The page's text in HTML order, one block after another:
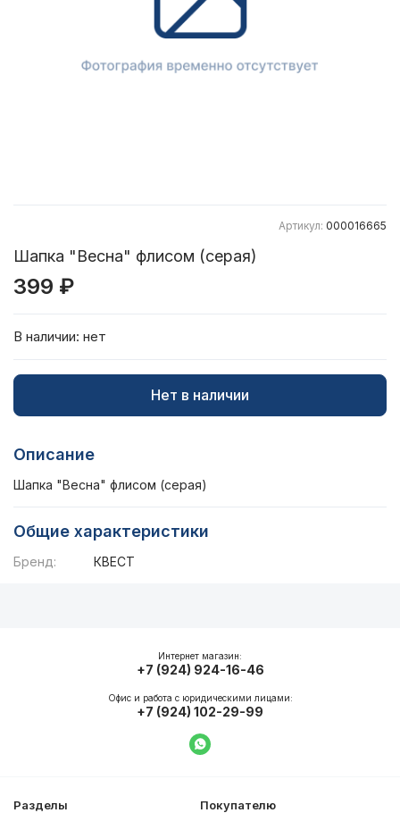
Артикул: 000016665
Шапка "Весна" флисом (серая)
399 ₽
В наличии: нет
Нет в наличии
Описание
Шапка "Весна" флисом (серая)
Общие характеристики
Бренд: КВЕСТ
Разделы
Покупателю
Интернет магазин:
+7 (924) 924-16-46
Офис и работа с юридическими лицами:
+7 (924) 102-29-99
Написать в WhatsApp